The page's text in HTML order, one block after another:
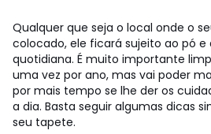
Qualquer que seja o local onde o
colocado, ele ficará sujeito ao pó e
quotidiana. É muito importante
uma vez por ano, mas vai poder
por mais tempo se lhe der os
a dia. Basta seguir algumas dicas
seu tapete.